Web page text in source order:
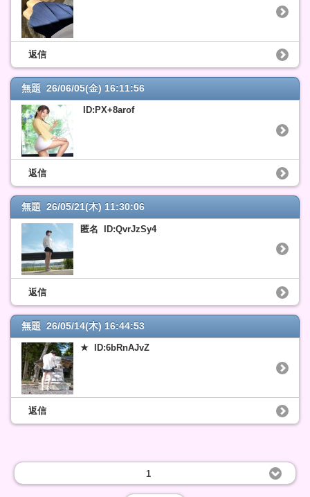
返信
無題 26/06/05(金) 16:11:56
ID:PX+8arof
返信
無題 26/05/21(木) 11:30:06
匿名 ID:QvrJzSy4
返信
無題 26/05/14(木) 16:44:53
★ ID:6bRnAJvZ
返信
1